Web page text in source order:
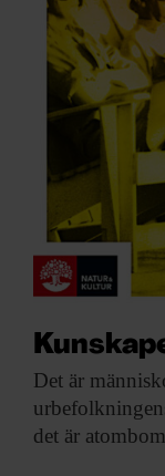
Det är
det är